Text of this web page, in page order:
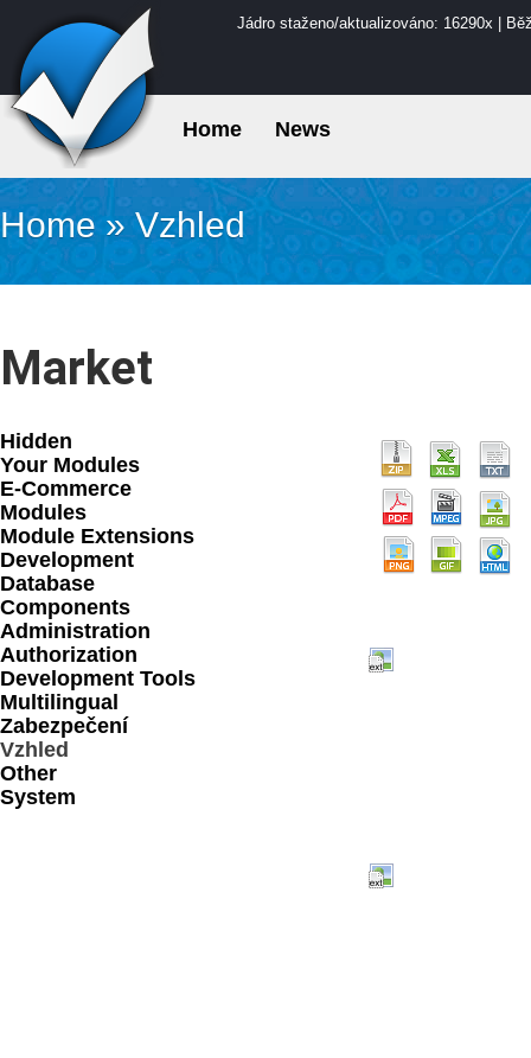
Jádro staženo/aktualizováno: 16290x |
Home News
Home»Vzhled
Market
Hidden
Your Modules
E-Commerce
Modules
Module Extensions
Development
Database
Components
Administration
Authorization
Development Tools
Multilingual
Zabezpečení
Vzhled
Other
System